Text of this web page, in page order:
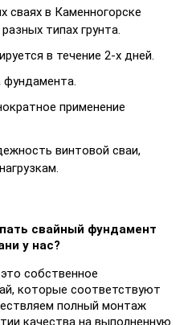
сваях в Каменногорске
типах грунта.
в течение 2-х дней.
фундамента.
применение
винтовой сваи,
cвайный фундамент
у нас?
собственное
которые соответствуют
полный монтаж
качества на выполненную